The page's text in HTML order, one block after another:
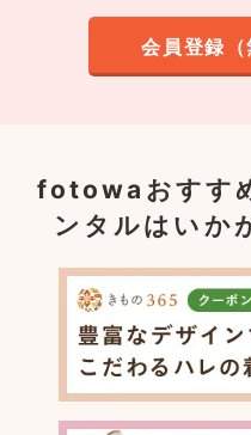
会員登録
fotowaおすす
ンタルはいか